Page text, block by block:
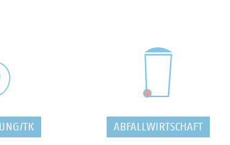
TK ABFALLWIRTSCHAFT